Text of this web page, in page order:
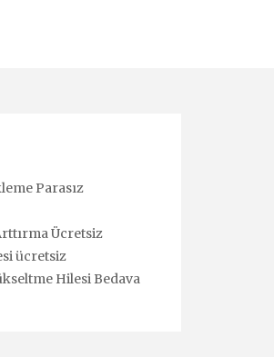
Parasız
Ücretsiz
ücretsiz
Hilesi Bedava